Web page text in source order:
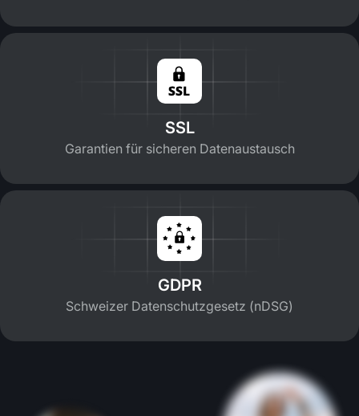
SSL
Garantien für sicheren Datenaustausch
GDPR
Schweizer Datenschutzgesetz (nDSG)